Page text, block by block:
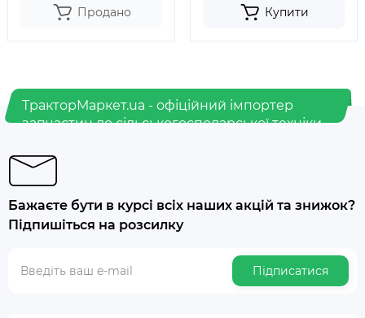
Продано Купити
ТракторМаркет.ua - офіційний імпортер
запчастин до сільськогосподарської техніки
Бажаєте бути в курсі всіх наших акцій та знижок?
Підпишіться на розсилку
Підписатися